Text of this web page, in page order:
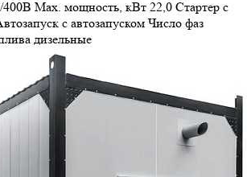
400В Max. мощность, кВт 22,0 Стартер с
с автозапуском Число фаз
дизельные